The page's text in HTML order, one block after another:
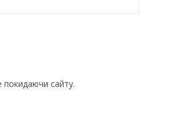
покидаючи сайту.